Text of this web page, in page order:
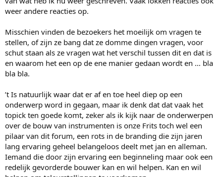
weer andere reacties op.
Misschien vinden de bezoekers het moeilijk om vragen te
stellen, of zijn ze bang dat ze domme dingen vragen, voor
schut staan als ze vragen wat het verschil tussen dit en dat is
en waarom het een op de ene manier gedaan wordt en … bla
bla bla.
’t Is natuurlijk waar dat er af en toe heel diep op een
onderwerp word in gegaan, maar ik denk dat dat vaak het
topick ten goede komt, zeker als ik kijk naar de onderwerpen
over de bouw van instrumenten is onze Frits toch wel een
pilaar van dit forum, een rots in de branding die zijn jaren
lang ervaring geheel belangeloos deelt met jan en alleman.
Iemand die door zijn ervaring een beginneling maar ook een
redelijk gevorderde bouwer kan en wil helpen. Kan en wil